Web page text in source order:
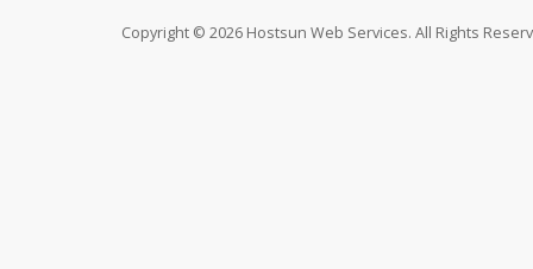
Copyright © 2026 Hostsun Web Services. All Rights